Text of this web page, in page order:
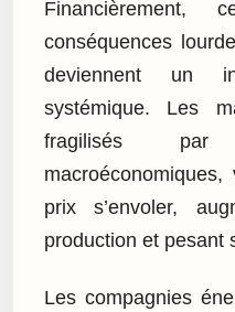
conséquences
deviennent un
systémique. Les
fragilisés par
prix s’envoler,
production et pesant
Les compagnies